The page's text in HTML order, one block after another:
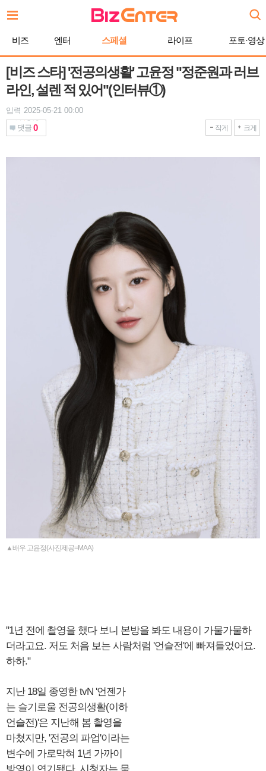
문
기
비즈 엔터 스페셜 라이프 포토·영상
[비즈 스타] '전공의생활' 고윤정 "정준원과 러브
라인, 설렌 적 있어"(인터뷰①)
입력 2025-05-21 00:00
댓글 0 작게 크게
▲배우 고윤정(사진제공=MAA)
"1년 전에 촬영을 했다 보니 본방을 봐도 내용이 가물가물하
더라고요. 저도 처음 보는 사람처럼 '언슬전'에 빠져들었어요.
하하."
지난 18일 종영한 tvN '언젠가
는 슬기로울 전공의생활(이하
언슬전)'은 지난해 봄 촬영을
마쳤지만, '전공의 파업'이라는
변수에 가로막혀 1년 가까이